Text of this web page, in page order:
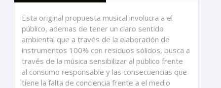
Esta original propuesta musical involucra a el
público, ademas de tener un claro sentido
ambiental que a través de la elaboración de
instrumentos 100% con residuos sólidos, busca a
través de la música sensibilizar al publico frente
al consumo responsable y las consecuencias que
tiene la falta de conciencia frente a el medio